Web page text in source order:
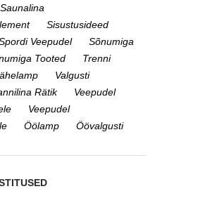
Saunalina
Sisustusideed
Veepudel
Sõnumiga
Tooted
Trenni
Valgusti
Rätik
Veepudel
Veepudel
Öölamp Öövalgusti